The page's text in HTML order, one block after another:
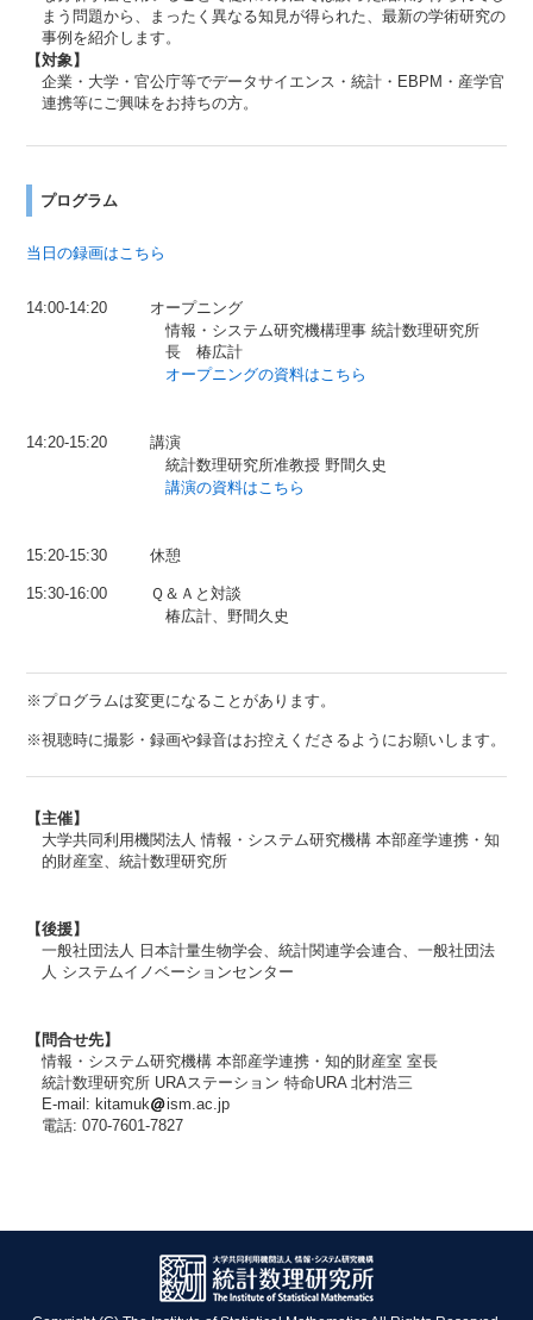
まう問題から、まったく異なる知見が得られた、最新の学術研究の
事例を紹介します。
【対象】
企業・大学・官公庁等でデータサイエンス・統計・EBPM・産学官
連携等にご興味をお持ちの方。
プログラム
当日の録画はこちら
14:00-14:20
オープニング
情報・システム研究機構理事 統計数理研究所
長 椿広計
オープニングの資料はこちら
14:20-15:20
講演
統計数理研究所准教授 野間久史
講演の資料はこちら
15:20-15:30 休憩
15:30-16:00
Ｑ＆Ａと対談
椿広計、野間久史
※プログラムは変更になることがあります。
※視聴時に撮影・録画や録音はお控えくださるようにお願いします。
【主催】
大学共同利用機関法人 情報・システム研究機構 本部産学連携・知
的財産室、統計数理研究所
【後援】
一般社団法人 日本計量生物学会、統計関連学会連合、一般社団法
人 システムイノベーションセンター
【問合せ先】
情報・システム研究機構 本部産学連携・知的財産室 室長
統計数理研究所 URAステーション 特命URA 北村浩三
E-mail: kitamuk
ism.ac.jp
電話: 070-7601-7827